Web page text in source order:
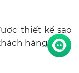
thiết kế sao
hàng. Điều